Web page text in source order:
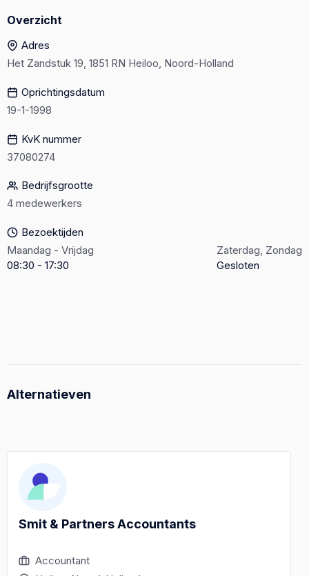
Overzicht
Adres
Het Zandstuk 19, 1851 RN Heiloo, Noord-Holland
Oprichtingsdatum
19-1-1998
KvK nummer
37080274
Bedrijfsgrootte
4 medewerkers
Bezoektijden
Maandag - Vrijdag
08:30 - 17:30
Zaterdag, Zondag
Gesloten
Alternatieven
Smit & Partners Accountants
Accountant